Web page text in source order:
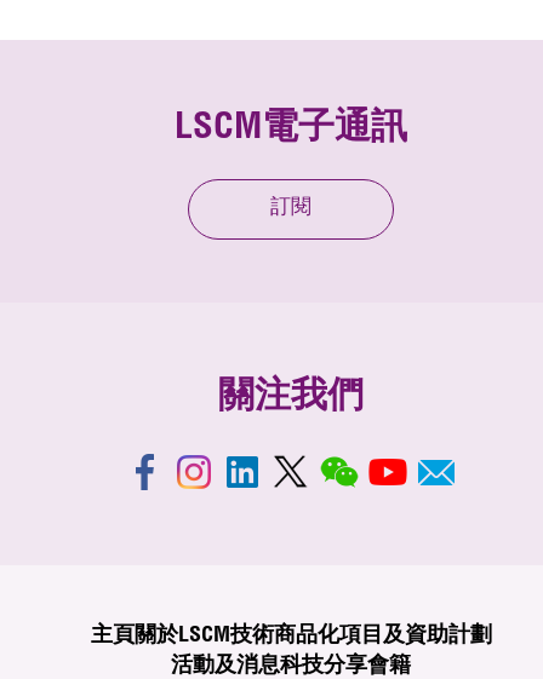
LSCM電子通訊
訂閱
關注我們
主頁 關於LSCM技術商品化項目及資助計劃
活動及消息科技分享會籍